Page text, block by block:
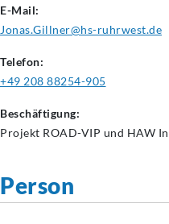
E-Mail:
Jonas.Gillner@hs-ruhrwest.de
Telefon:
+49 208 88254-905
Beschäftigung:
Projekt ROAD-VIP und HAW
Person